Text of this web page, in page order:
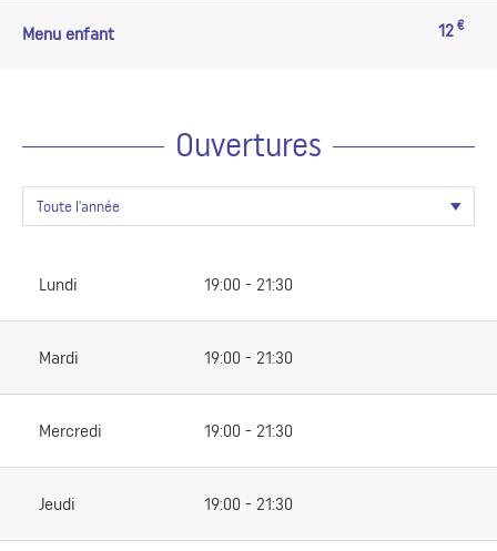
Menu enfant 12 €
Ouvertures
Lundi 19:00 - 21:30
Mardi 19:00 - 21:30
Mercredi 19:00 - 21:30
Jeudi 19:00 - 21:30